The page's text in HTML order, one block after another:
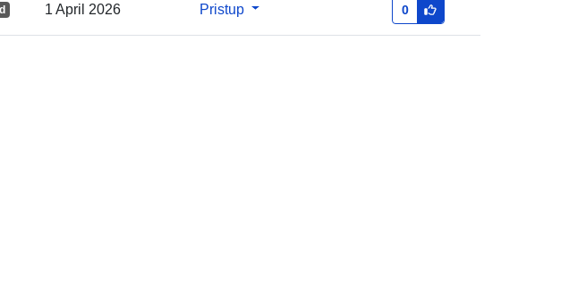
1 April 2026 Pristup 0
52.3858302 ], [ 10.9929388,
52.3858302 ], [ 10.9929388,